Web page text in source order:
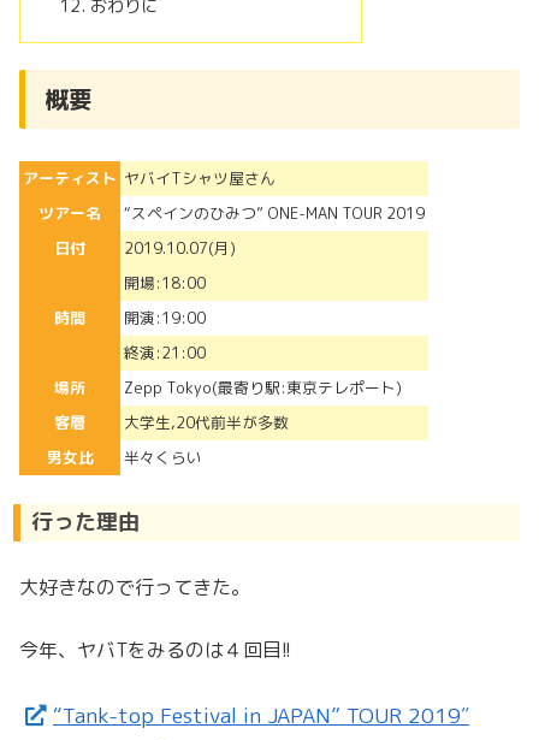
おわりに
概要
アーティスト ヤバイTシャツ屋さん
ツアー名
“スペインのひみつ” ONE-MAN TOUR 2019
日付
2019.10.07(月)
時間
開場:18:00
開演:19:00
終演:21:00
場所
Zepp Tokyo(最寄り駅:東京テレポート)
客層
大学生,20代前半が多数
男女比
半々くらい
行った理由
大好きなので行ってきた。
今年、ヤバTをみるのは４回目!!
“Tank-top Festival in JAPAN” TOUR 2019″